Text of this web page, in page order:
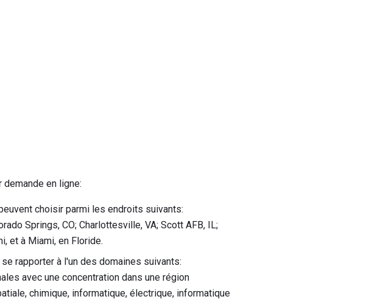
en ligne:
choisir parmi les endroits suivants:
Springs, CO; Charlottesville, VA; Scott AFB, IL;
et à Miami, en Floride.
rapporter à l'un des domaines suivants:
avec une concentration dans une région
chimique, informatique, électrique, informatique